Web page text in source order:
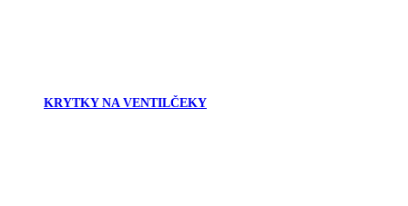
KRYTKY NA VENTILČEKY